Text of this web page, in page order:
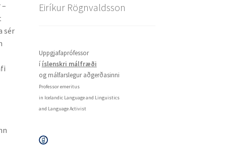
sér
Eiríkur Rögnvaldsson
Uppgjafaprófessor
í íslenskri málfræði
og málfarslegur aðgerðasinni
Professor emeritus
in Icelandic Language and Linguistics
and Language Activist